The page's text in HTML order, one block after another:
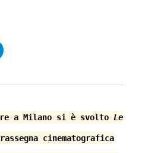
a Milano si è svoltoLe
cinematografica